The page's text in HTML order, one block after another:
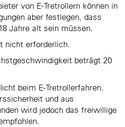
von E-Tretrollern können in
aber festlegen, dass
Jahre alt sein müssen.
nicht erforderlich.
beträgt 20
beim E-Tretrollerfahren.
und aus
wird jedoch das freiwillige